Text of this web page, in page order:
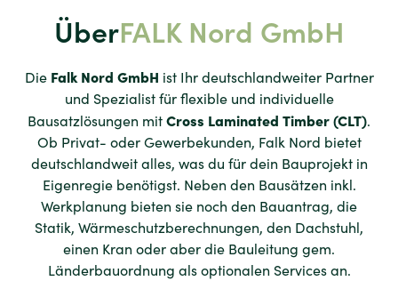
ÜberFALK Nord GmbH
Die Falk Nord GmbH ist Ihr deutschlandweiter Partner
und Spezialist für flexible und individuelle
Bausatzlösungen mitCross Laminated Timber (CLT).
Ob Privat- oder Gewerbekunden, Falk Nord bietet
deutschlandweit alles, was du für dein Bauprojekt in
Eigenregie benötigst. Neben den Bausätzen inkl.
Werkplanung bieten sie noch den Bauantrag, die
Statik, Wärmeschutzberechnungen, den Dachstuhl,
einen Kran oder aber die Bauleitung gem.
Länderbauordnung als optionalen Services an.